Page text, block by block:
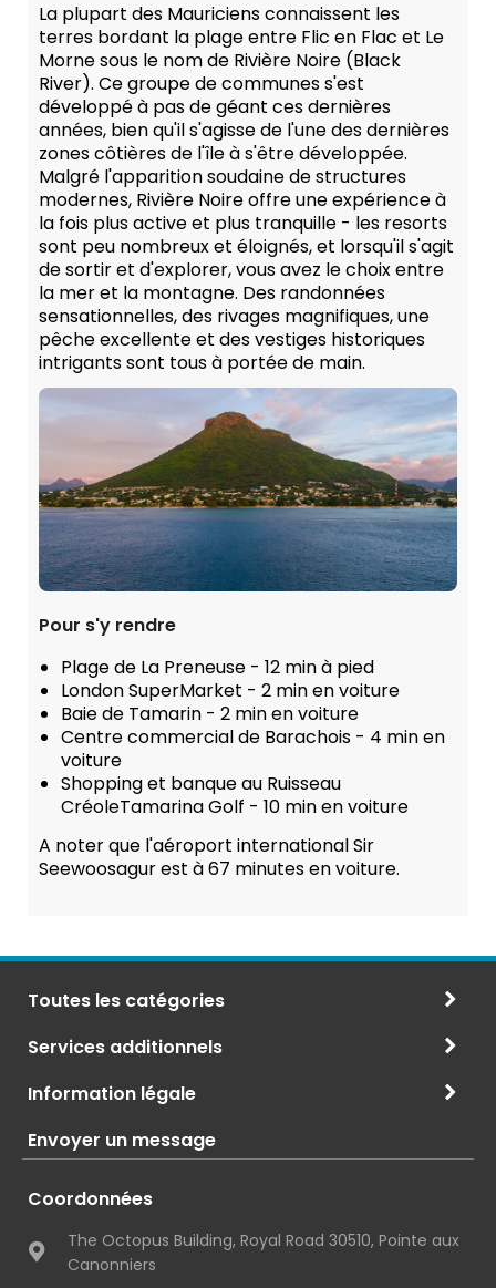
La plupart des Mauriciens connaissent les
terres bordant la plage entre Flic en Flac et Le
Morne sous le nom de Rivière Noire (Black
River). Ce groupe de communes s'est
développé à pas de géant ces dernières
années, bien qu'il s'agisse de l'une des dernières
zones côtières de l'île à s'être développée.
Malgré l'apparition soudaine de structures
modernes, Rivière Noire offre une expérience à
la fois plus active et plus tranquille - les resorts
sont peu nombreux et éloignés, et lorsqu'il s'agit
de sortir et d'explorer, vous avez le choix entre
la mer et la montagne. Des randonnées
sensationnelles, des rivages magnifiques, une
pêche excellente et des vestiges historiques
intrigants sont tous à portée de main.
Pour s'y rendre
Plage de La Preneuse - 12 min à pied
London SuperMarket - 2 min en voiture
Baie de Tamarin - 2 min en voiture
Centre commercial de Barachois - 4 min en
voiture
Shopping et banque au Ruisseau
CréoleTamarina Golf - 10 min en voiture
A noter que l'aéroport international Sir
Seewoosagur est à 67 minutes en voiture.
Toutes les catégories
Services additionnels
Information légale
Envoyer un message
Coordonnées
The Octopus Building, Royal Road 30510, Pointe aux
Canonniers